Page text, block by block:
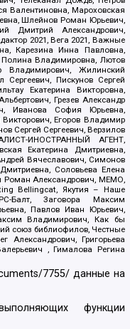
Валентиновна, Мароховская
Шлейнов Роман Юрьевич,
Дмитрий Александрович,
2021, Вега 2021, Важные
Карезина Инна Павловна,
Владимировна, Лютов
Жилинский
Пискунов Сергей
Екатерина Викторовна,
Грезев Александр
Иванова София Юрьевна,
Егоров Владимир
Сергей Сергеевич, Верзилов
ИНОСТРАННЫЙ АГЕНТ,
Екатерина Дмитриевна,
Вячеславович, Симонов
Соловьева Елена
Роман Александрович, МЕМО,
Bellingcat, Якутия – Наше
Балт, Заговора Максим
Павлов Иван Юрьевич,
Владимирович, Как бы
союз библиофилов, Честные
Александрович, Григорьева
, Гималова Регина
7755/ данные на
функции